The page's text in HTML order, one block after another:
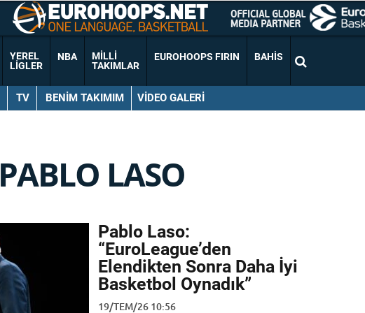
YEREL
LIGLER
NBA
MILLI
TAKIMLAR
EUROHOOPS FIRIN BAHIS
TV BENIM TAKIMIM VIDEO GALERI
PABLO LASO
Pablo Laso:
“EuroLeague’den
Elendikten Sonra Daha İyi
Basketbol Oynadık”
19/TEM/26 10:56